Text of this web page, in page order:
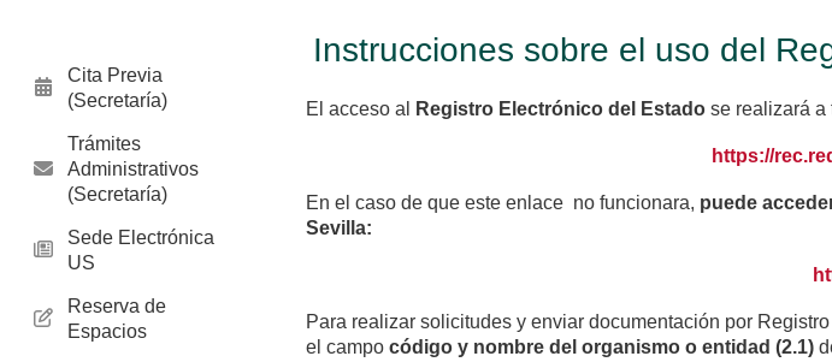
Instrucciones sobre el uso del
El acceso al Registro Electrónico del Estado se realizará a
https://
En el caso de que este enlace no funcionara, puede
Sevilla:
Para realizar solicitudes y enviar documentación por
el campocódigo y nombre del organismo o entidad (2.1)
Cita Previa
(Secretaría)
Trámites
Administrativos
(Secretaría)
Sede Electrónica
US
Reserva de
Espacios